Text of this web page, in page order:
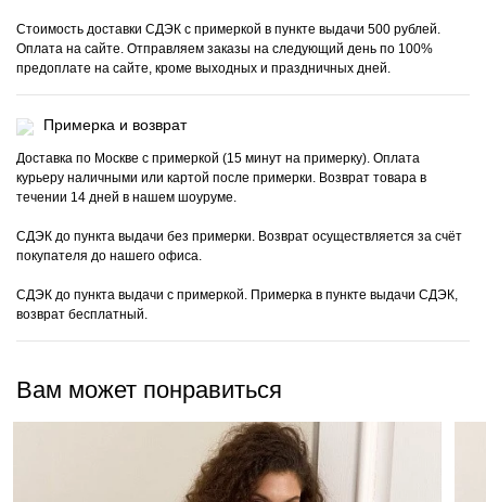
Стоимость доставки СДЭК с примеркой в пункте выдачи 500 рублей.
Оплата на сайте. Отправляем заказы на следующий день по 100%
предоплате на сайте, кроме выходных и праздничных дней.
Примерка и возврат
Доставка по Москве с примеркой (15 минут на примерку). Оплата
курьеру наличными или картой после примерки. Возврат товара в
течении 14 дней в нашем шоуруме.
СДЭК до пункта выдачи без примерки. Возврат осуществляется за счёт
покупателя до нашего офиса.
СДЭК до пункта выдачи с примеркой. Примерка в пункте выдачи СДЭК,
возврат бесплатный.
Вам может понравиться